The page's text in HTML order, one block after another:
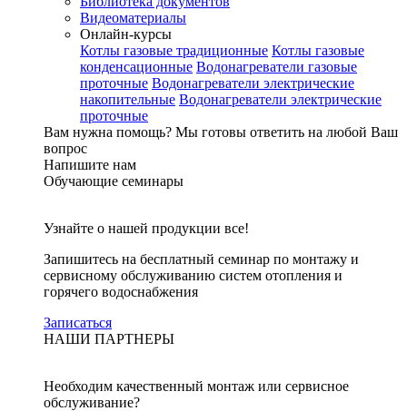
Видеоматериалы
Онлайн-курсы
Котлы газовые традиционные Котлы газовые
конденсационные Водонагреватели газовые
проточные Водонагреватели электрические
накопительные Водонагреватели электрические
проточные
Вам нужна помощь? Мы готовы ответить на любой Ваш
вопрос
Напишите нам
Обучающие семинары
Узнайте о нашей продукции все!
Запишитесь на бесплатный семинар по монтажу и
сервисному обслуживанию систем отопления и
горячего водоснабжения
Записаться
НАШИ ПАРТНЕРЫ
Необходим качественный монтаж или сервисное
обслуживание?